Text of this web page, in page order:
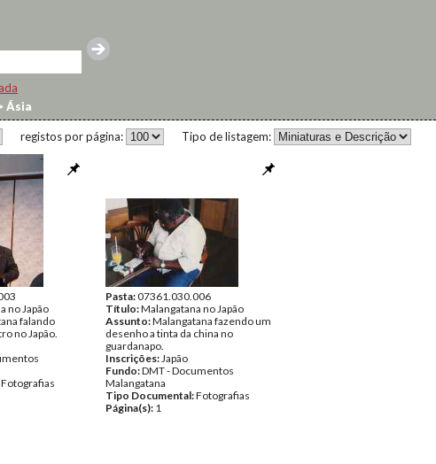
Ásia
Tipo de listagem:
registos por página:
no Japão
falando
no Japão.
Fotografias
Pasta:07361.030.006
Título:Malangatana no Japão
Assunto:Malangatana fazendo um
desenho a tinta da china no
guardanapo.
Inscrições:Japão
Fundo:DMT - Documentos
Malangatana
Tipo Documental:Fotografias
Página(s): 1